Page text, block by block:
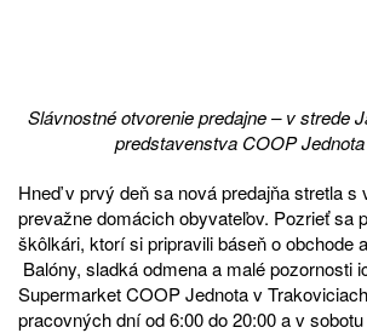
Slávnostné otvorenie predajne – v strede
predstavenstva COOP
Hneď v prvý deň sa nová predajňa stretla
prevažne domácich obyvateľov. Pozrieť sa
škôlkári, ktorí si pripravili báseň o obchode
Balóny, sladká odmena a malé pozornosti
Supermarket COOP Jednota v
pracovných dní od 6:00 do 20:00 a v